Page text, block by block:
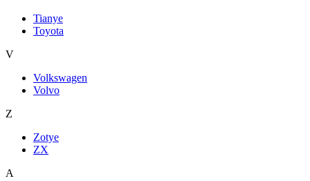
Tianye
Toyota
V
Volkswagen
Volvo
Z
Zotye
ZX
А